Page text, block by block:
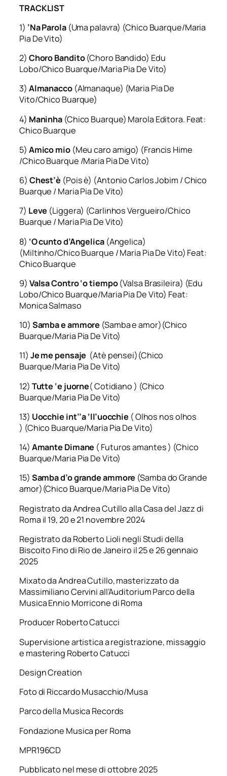
TRACKLIST
1) ’Na Parola(Uma palavra) (Chico Buarque/Maria
Pia De Vito)
2) ChoroBandito(Choro Bandido) Edu
Lobo/Chico Buarque/Maria Pia De Vito)
3) Almanacco(Almanaque) (Maria Pia De
Vito/Chico Buarque)
4) Maninha (Chico Buarque) Marola Editora. Feat:
Chico Buarque
5) Amico mio(Meu caro amigo) (Francis Hime
/Chico Buarque /Maria Pia De Vito)
6) Chest’è (Pois è) (Antonio Carlos Jobim / Chico
Buarque / Maria Pia De Vito)
7) Leve (Liggera) (Carlinhos Vergueiro/Chico
Buarque / Maria Pia De Vito)
8) ‘O cunto d’Angelica(Angelica)
(Miltinho/Chico Buarque / Maria Pia De Vito) Feat:
Chico Buarque
9) Valsa Contro ‘o tiempo(Valsa Brasileira) (Edu
Lobo/Chico Buarque/Maria Pia De Vito) Feat:
Monica Salmaso
10) Samba e ammore (Samba e amor)(Chico
Buarque/Maria Pia De Vito)
11) Je me pensaje (Atè pensei)(Chico
Buarque/Maria Pia De Vito)
12) Tutte ‘e juorne( Cotidiano ) (Chico
Buarque/Maria Pia De Vito)
13) Uocchie int’’a ‘ll’uocchie ( Olhos nos olhos
) (Chico Buarque/Maria Pia De Vito)
14) Amante Dimane ( Futuros amantes ) (Chico
Buarque/Maria Pia De Vito)
15) Samba d’o grande ammore (Samba do Grande
amor)(Chico Buarque/Maria Pia De Vito)
Registrato da Andrea Cutillo alla Casa del Jazz di
Roma il 19, 20 e 21 novembre 2024
Registrato da Roberto Lioli negli Studi della
Biscoito Fino di Rio de Janeiro il 25 e 26 gennaio
2025
Mixato da Andrea Cutillo, masterizzato da
Massimiliano Cervini all’Auditorium Parco della
Musica Ennio Morricone di Roma
Producer Roberto Catucci
Supervisione artistica a registrazione, missaggio
e mastering Roberto Catucci
Design Creation
Foto di Riccardo Musacchio/Musa
Parco della Musica Records
Fondazione Musica per Roma
MPR196CD
Pubblicato nel mese di ottobre 2025